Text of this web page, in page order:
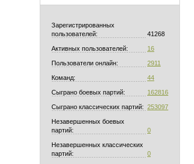
Зарегистрированных
пользователей:
41268
Активных пользователей: 16
Пользователи онлайн: 2911
Команд: 44
Сыграно боевых партий: 162816
Сыграно классических партий: 253097
Незавершенных боевых
партий:
0
Незавершенных классических
партий:
0